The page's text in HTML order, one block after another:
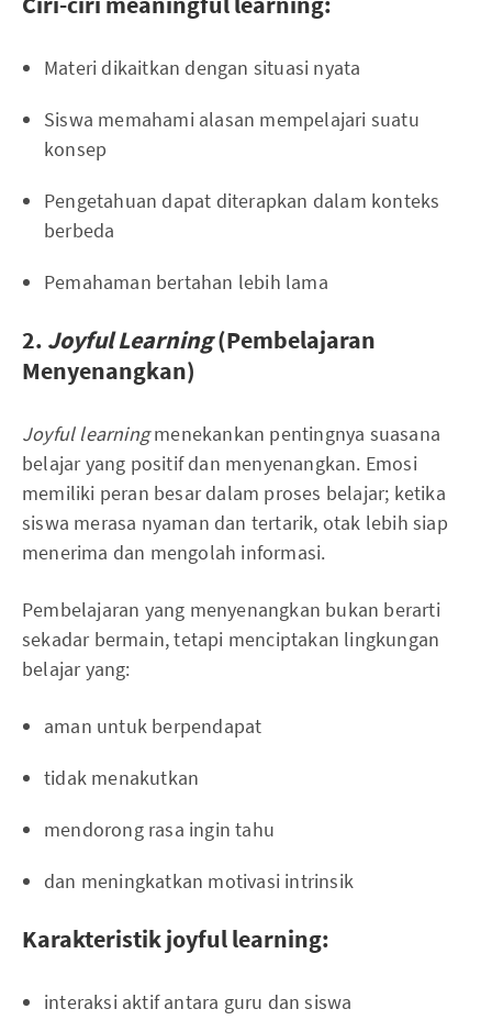
Materi dikaitkan dengan situasi nyata
Siswa memahami alasan mempelajari suatu
konsep
Pengetahuan dapat diterapkan dalam konteks
berbeda
Pemahaman bertahan lebih lama
2. Joyful Learning(Pembelajaran
Menyenangkan)
Joyful learningmenekankan pentingnya suasana
belajar yang positif dan menyenangkan. Emosi
memiliki peran besar dalam proses belajar; ketika
siswa merasa nyaman dan tertarik, otak lebih siap
menerima dan mengolah informasi.
Pembelajaran yang menyenangkan bukan berarti
sekadar bermain, tetapi menciptakan lingkungan
belajar yang:
aman untuk berpendapat
tidak menakutkan
mendorong rasa ingin tahu
dan meningkatkan motivasi intrinsik
Karakteristik joyful learning:
interaksi aktif antara guru dan siswa